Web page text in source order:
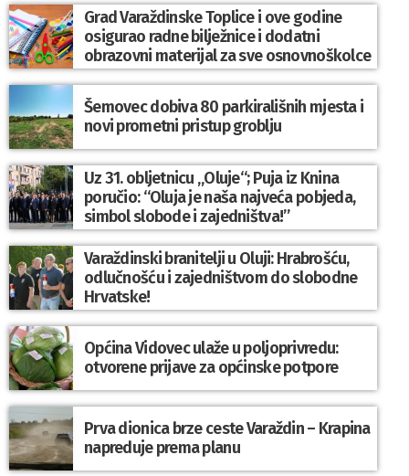
Grad Varaždinske Toplice i ove godine
osigurao radne bilježnice i dodatni
obrazovni materijal za sve osnovnoškolce
Šemovec dobiva 80 parkirališnih mjesta i
novi prometni pristup groblju
Uz 31. obljetnicu „Oluje“; Puja iz Knina
poručio: “Oluja je naša najveća pobjeda,
simbol slobode i zajedništva!”
Varaždinski branitelji u Oluji: Hrabrošću,
odlučnošću i zajedništvom do slobodne
Hrvatske!
Općina Vidovec ulaže u poljoprivredu:
otvorene prijave za općinske potpore
Prva dionica brze ceste Varaždin – Krapina
napreduje prema planu